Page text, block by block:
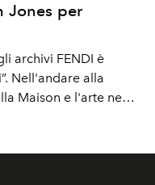
Jones per
archivi FENDI è
Nell'andare alla
Maison e l'arte negli
un nuovo corso di
lente
storia puntano